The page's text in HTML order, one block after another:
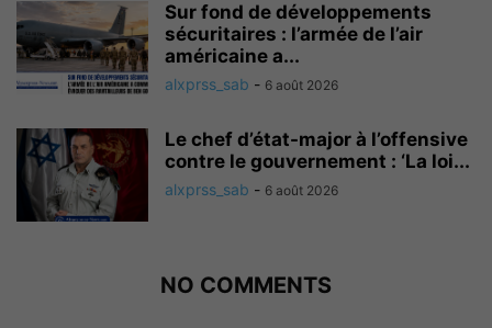
Sur fond de développements
sécuritaires : l’armée de l’air
américaine a...
alxprss_sab - 6 août 2026
Le chef d’état-major à l’offensive
contre le gouvernement : ‘La loi...
alxprss_sab - 6 août 2026
NO COMMENTS